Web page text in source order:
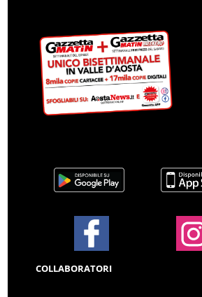
COLLABORATORI